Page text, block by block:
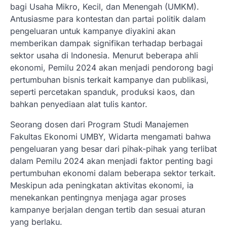
bagi Usaha Mikro, Kecil, dan Menengah (UMKM).
Antusiasme para kontestan dan partai politik dalam
pengeluaran untuk kampanye diyakini akan
memberikan dampak signifikan terhadap berbagai
sektor usaha di Indonesia. Menurut beberapa ahli
ekonomi, Pemilu 2024 akan menjadi pendorong bagi
pertumbuhan bisnis terkait kampanye dan publikasi,
seperti percetakan spanduk, produksi kaos, dan
bahkan penyediaan alat tulis kantor.
Seorang dosen dari Program Studi Manajemen
Fakultas Ekonomi UMBY, Widarta mengamati bahwa
pengeluaran yang besar dari pihak-pihak yang terlibat
dalam Pemilu 2024 akan menjadi faktor penting bagi
pertumbuhan ekonomi dalam beberapa sektor terkait.
Meskipun ada peningkatan aktivitas ekonomi, ia
menekankan pentingnya menjaga agar proses
kampanye berjalan dengan tertib dan sesuai aturan
yang berlaku.